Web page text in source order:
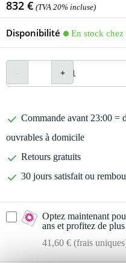
832 € (TVA 20% incluse)
Disponibilité En stock
Commande avant 23:00 =
ouvrables à domicile
Retours gratuits
30 jours satisfait ou
Optez maintenant
ans et profitez de
41,60 € (frais